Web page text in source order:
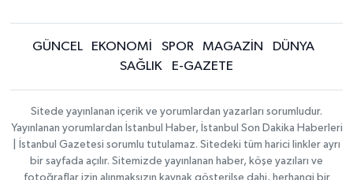
GÜNCEL EKONOMİ SPOR MAGAZİN
DÜNYA
SAĞLIK
E-GAZETE
Sitede yayınlanan içerik ve yorumlardan yazarları sorumludur.
Yayınlanan yorumlardan İstanbul Haber, İstanbul Son Dakika Haberleri
| İstanbul Gazetesi sorumlu tutulamaz. Sitedeki tüm harici linkler ayrı
bir sayfada açılır. Sitemizde yayınlanan haber, köşe yazıları ve
fotoğraflar izin alınmaksızın kaynak gösterilse dahi, herhangi bir